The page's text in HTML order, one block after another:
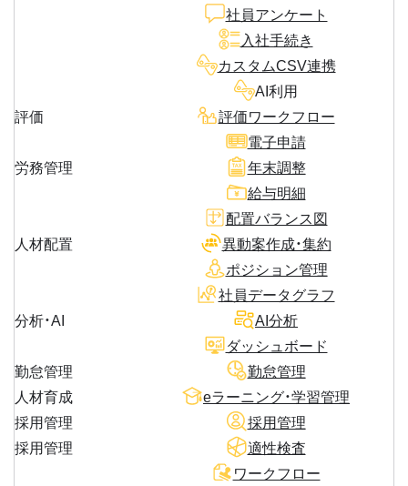
社員アンケート
入社手続き
カスタムCSV連携
AI利用
評価
評価ワークフロー
労務管理
電子申請
年末調整
給与明細
人材配置
配置バランス図
異動案作成・集約
ポジション管理
分析・AI
社員データグラフ
AI分析
ダッシュボード
勤怠管理
勤怠管理
人材育成
eラーニング・学習管理
採用管理
採用管理
採用管理
適性検査
ワークフロー